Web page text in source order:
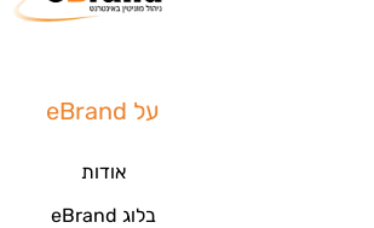
על eBrand
אודות
בלוג eBrand